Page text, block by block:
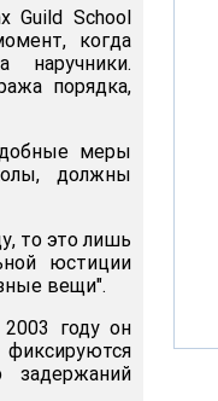
Guild School
когда
наручники.
порядка,
меры
должны
то это лишь
юстиции
вещи".
году он
задержаний